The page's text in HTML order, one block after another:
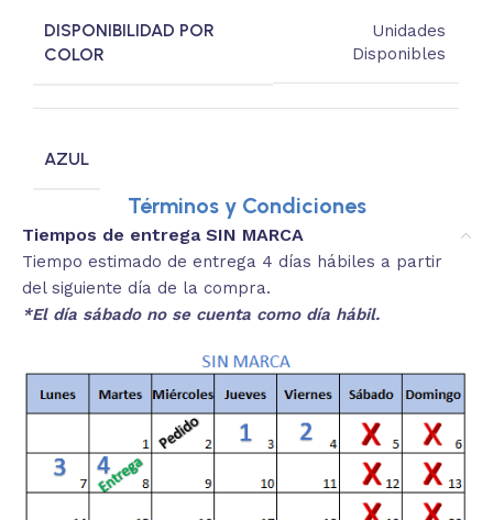
DISPONIBILIDAD POR
COLOR
Unidades
Disponibles
AZUL
Términos y Condiciones
Tiempos de entrega SIN MARCA
Tiempo estimado de entrega 4 días hábiles a partir
del siguiente día de la compra.
*El día sábado no se cuenta como día hábil.